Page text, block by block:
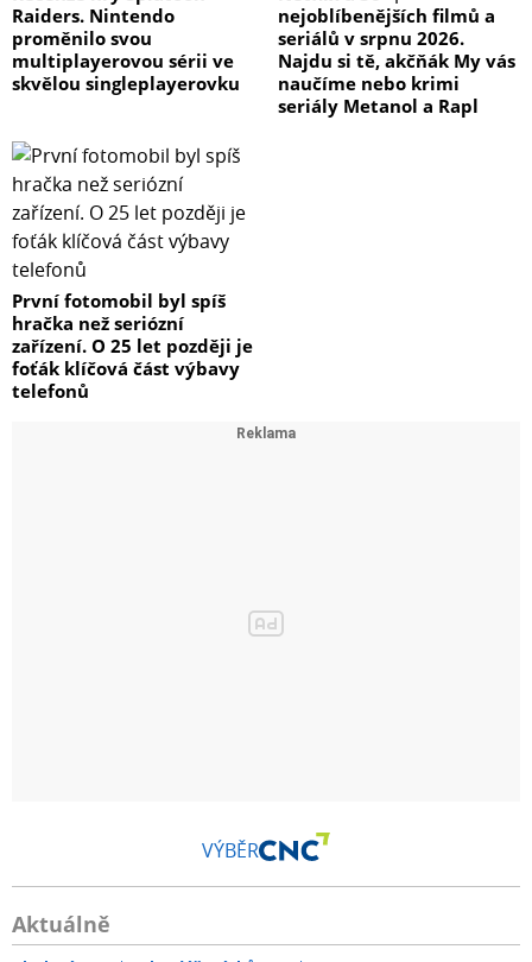
Raiders. Nintendo
proměnilo svou
multiplayerovou sérii ve
skvělou singleplayerovku
nejoblíbenějších filmů a
seriálů v srpnu 2026.
Najdu si tě, akčňák My vás
naučíme nebo krimi
seriály Metanol a Rapl
První fotomobil byl spíš
hračka než seriózní
zařízení. O 25 let později je
foťák klíčová část výbavy
telefonů
VÝBĚR
Aktuálně